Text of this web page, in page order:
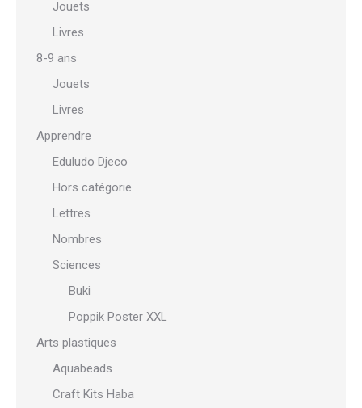
Jouets
Livres
8-9 ans
Jouets
Livres
Apprendre
Eduludo Djeco
Hors catégorie
Lettres
Nombres
Sciences
Buki
Poppik Poster XXL
Arts plastiques
Aquabeads
Craft Kits Haba